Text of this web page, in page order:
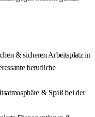
& sicheren Arbeitsplatz in
berufliche
& Spaß bei der